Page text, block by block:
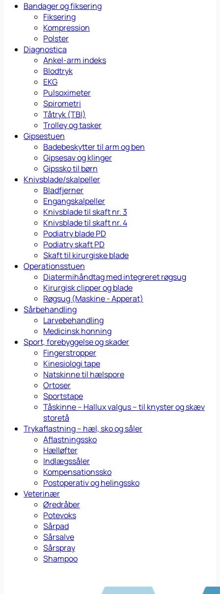
Bandager og fiksering
Fiksering
Kompression
Polster
Diagnostica
Ankel-arm indeks
Blodtryk
EKG
Pulsoximeter
Spirometri
Tåtryk (TBI)
Trolley og tasker
Gipsestuen
Badebeskytter til arm og ben
Gipsesav og klinger
Gipssko til børn
Knivsblade/skalpeller
Bladfjerner
Engangskalpeller
Knivsblade til skaft nr. 3
Knivsblade til skaft nr. 4
Podiatry blade PD
Podiatry skaft PD
Skaft til kirurgiske blade
Operationsstuen
Diatermihåndtag med integreret røgsug
Kirurgisk clipper og blade
Røgsug (Maskine - Apperat)
Sårbehandling
Larvebehandling
Medicinsk honning
Sport, forebyggelse og skader
Fingerstropper
Kinesiologi tape
Natskinne til hælspore
Ortoser
Sportstape
Tåskinne – Hallux valgus – til knyster og skæv
storetå
Trykaflastning – hæl, sko og såler
Aflastningssko
Hælløfter
Indlægssåler
Kompensationssko
Postoperativ og helingssko
Veterinær
Øredråber
Potevoks
Sårpad
Sårsalve
Sårspray
Shampoo